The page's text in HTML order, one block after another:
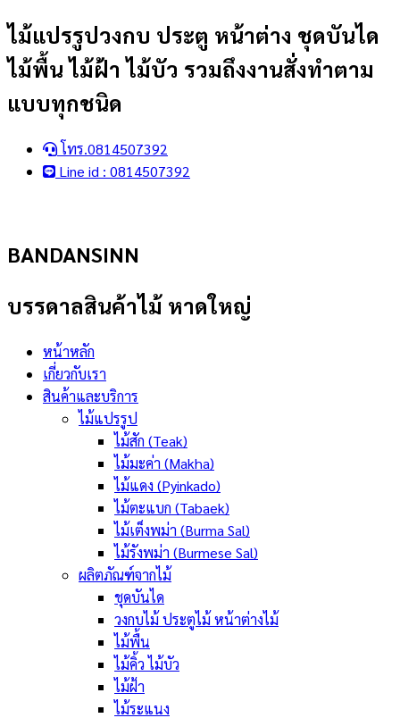
Skip
content
ไม้แปรรูปวงกบ ประตู หน้าต่าง ชุดบันได
ไม้พื้น ไม้ฝ้า ไม้บัว รวมถึงงานสั่งทำตาม
แบบทุกชนิด
โทร.0814507392
Line id : 0814507392
BANDANSINN
บรรดาลสินค้าไม้ หาดใหญ่
หน้าหลัก
เกี่ยวกับเรา
สินค้าและบริการ
ไม้แปรรูป
ไม้สัก (Teak)
ไม้มะค่า (Makha)
ไม้แดง (Pyinkado)
ไม้ตะแบก (Tabaek)
ไม้เต็งพม่า (Burma Sal)
ไม้รังพม่า (Burmese Sal)
ผลิตภัณฑ์จากไม้
ชุดบันได
วงกบไม้ ประตูไม้ หน้าต่างไม้
ไม้พื้น
ไม้คิ้ว ไม้บัว
ไม้ฝ้า
ไม้ระแนง